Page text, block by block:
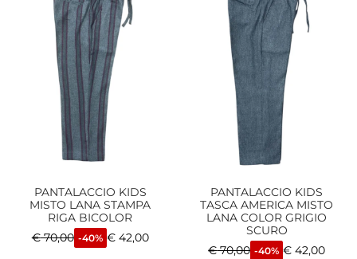
PANTALACCIO KIDS
MISTO LANA STAMPA
RIGA BICOLOR
€70,00 -40% €42,00
PANTALACCIO KIDS
TASCA AMERICA MISTO
LANA COLOR GRIGIO
SCURO
€70,00 -40% € 42,00